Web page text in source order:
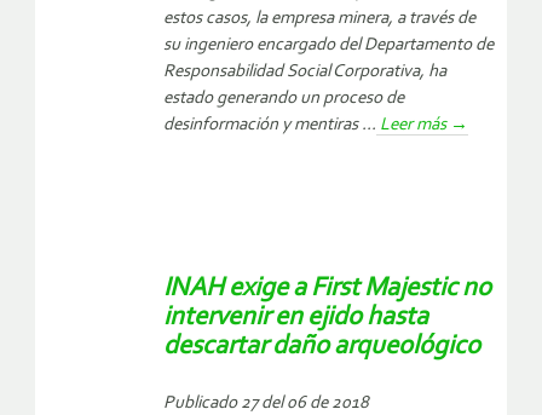
estos casos, la empresa minera, a través de
su ingeniero encargado del Departamento de
Responsabilidad Social Corporativa, ha
estado generando un proceso de
desinformación y mentiras ... Leer más →
INAH exige a First Majestic no
intervenir en ejido hasta
descartar daño arqueológico
Publicado 27 del 06 de 2018